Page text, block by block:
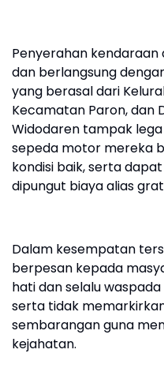
Penyerahan kendaraan
dan berlangsung
yang berasal dari
Kecamatan Paron, dan
Widodaren tampak
sepeda motor mereka
kondisi baik, serta
dipungut biaya alias
Dalam kesempatan
berpesan kepada
hati dan selalu
serta tidak
sembarangan guna
kejahatan.